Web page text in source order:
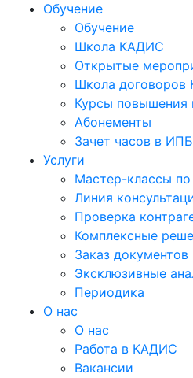
Обучение
Обучение
Школа КАДИС
Открытые
Школа
Курсы повышения
Абонементы
Зачет часов в ИПБ
Услуги
Мастер-классы
Линия
Проверка
Комплексные
Заказ документов
Эксклюзивные
Периодика
О нас
О нас
Работа в КАДИС
Вакансии